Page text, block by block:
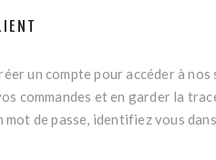
un compte pour accéder à
commandes et en garder la
mot de passe, identifiez vous